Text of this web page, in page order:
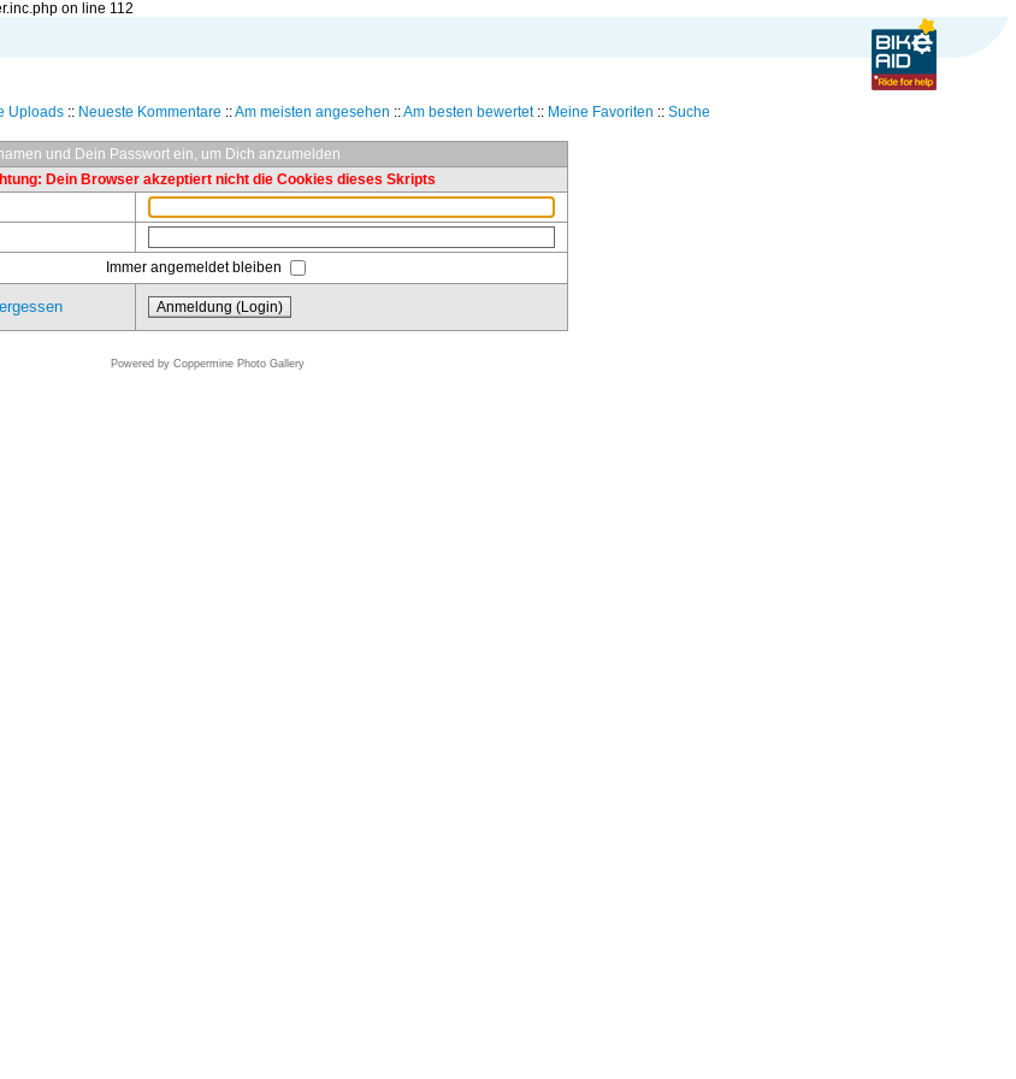
on line 112
Uploads:: Neueste Kommentare ::Am meisten angesehen ::Am besten bewertet:: Meine Favoriten :: Suche
und Dein Passwort ein, um Dich anzumelden
Dein Browser akzeptiert nicht die Cookies dieses Skripts
Immer angemeldet bleiben
Powered by Coppermine Photo Gallery